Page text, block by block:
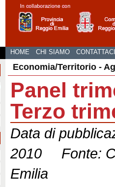
HOME CHI SIAMO CONTATTACI
Economia/Territorio -
Panel
Terzo
Data di
2010 Fonte:
Emilia